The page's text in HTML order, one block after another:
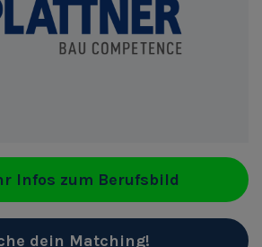
Infos zum Berufsbild
dein Matching!